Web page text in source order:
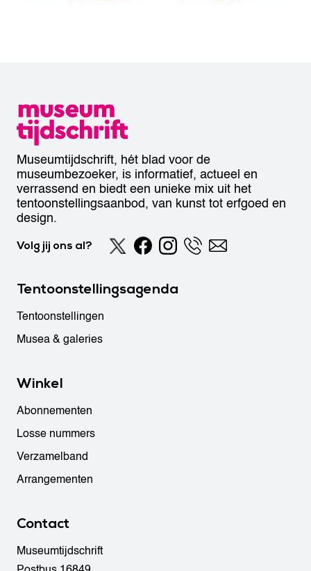
Museumtijdschrift, hét blad voor de
museumbezoeker, is informatief, actueel en
verrassend en biedt een unieke mix uit het
tentoonstellingsaanbod, van kunst tot erfgoed en
design.
Volg jij ons al?
Tentoonstellingsagenda
Tentoonstellingen
Musea & galeries
Winkel
Abonnementen
Losse nummers
Verzamelband
Arrangementen
Contact
Museumtijdschrift